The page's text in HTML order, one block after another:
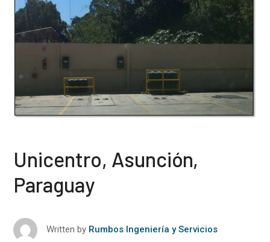
Unicentro, Asunción,
Paraguay
Written by Rumbos Ingeniería y Servicios